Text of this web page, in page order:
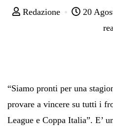
Redazione 20
“Siamo pronti per una
provare a vincere su tutti i
League e Coppa Italia”. E’